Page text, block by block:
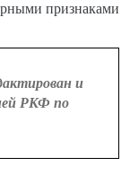
признаками
и
РКФ по